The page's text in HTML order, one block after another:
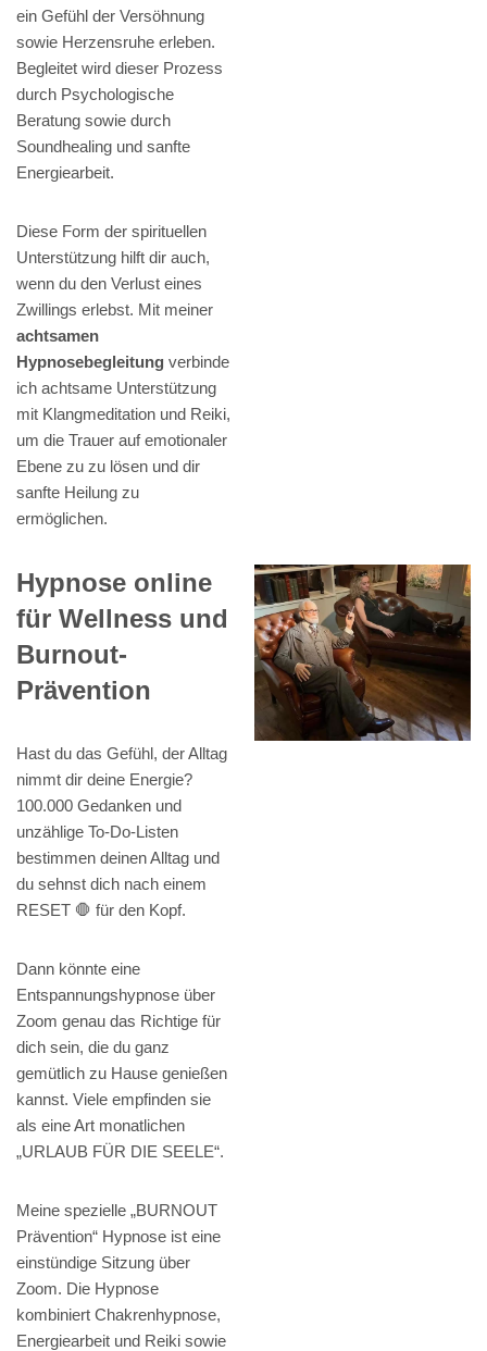
ein Gefühl der Versöhnung
sowie Herzensruhe erleben.
Begleitet wird dieser Prozess
durch Psychologische
Beratung sowie durch
Soundhealing und sanfte
Energiearbeit.
Diese Form der spirituellen
Unterstützung hilft dir auch,
wenn du den Verlust eines
Zwillings erlebst. Mit meiner
achtsamen
Hypnosebegleitung verbinde
ich achtsame Unterstützung
mit Klangmeditation und Reiki,
um die Trauer auf emotionaler
Ebene zu zu lösen und dir
sanfte Heilung zu
ermöglichen.
Hypnose online
für Wellness und
Burnout-
Prävention
Hast du das Gefühl, der Alltag
nimmt dir deine Energie?
100.000 Gedanken und
unzählige To-Do-Listen
bestimmen deinen Alltag und
du sehnst dich nach einem
RESET 🛑 für den Kopf.
Dann könnte eine
Entspannungshypnose über
Zoom genau das Richtige für
dich sein, die du ganz
gemütlich zu Hause genießen
kannst. Viele empfinden sie
als eine Art monatlichen
„URLAUB FÜR DIE SEELE“.
Meine spezielle „BURNOUT
Prävention“ Hypnose ist eine
einstündige Sitzung über
Zoom. Die Hypnose
kombiniert Chakrenhypnose,
Energiearbeit und Reiki sowie